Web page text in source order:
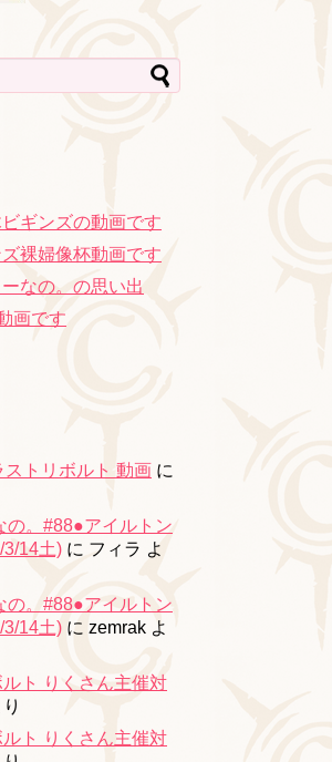
ギンズの動画です
裸婦像杯動画です
なの。の思い出
画です
ストリボルト 動画 に
の。#88●アイルトン
3/14土) に フィラ よ
の。#88●アイルトン
3/14土) に zemrak よ
ト りくさん主催対
ト りくさん主催対